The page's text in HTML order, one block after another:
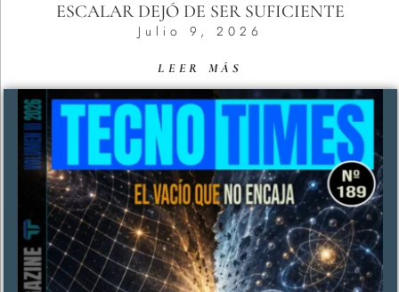
ESCALAR DEJÓ DE SER SUFICIENTE
Julio 9, 2026
LEER MÁS